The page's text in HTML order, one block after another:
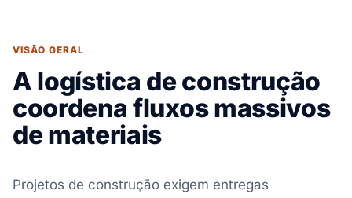
VISÃO GERAL
A logística de construção
coordena fluxos massivos
de materiais
Projetos de construção exigem entregas